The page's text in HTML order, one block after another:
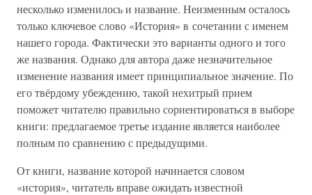
несколько изменилось и название. Неизменным осталось
только ключевое слово «История» в сочетании с именем
нашего города. Фактически это варианты одного и того
же названия. Однако для автора даже незначительное
изменение названия имеет принципиальное значение. По
его твёрдому убеждению, такой нехитрый прием
поможет читателю правильно сориентироваться в выборе
книги: предлагаемое третье издание является наиболее
полным по сравнению с предыдущими.
От книги, название которой начинается словом
«история», читатель вправе ожидать известной